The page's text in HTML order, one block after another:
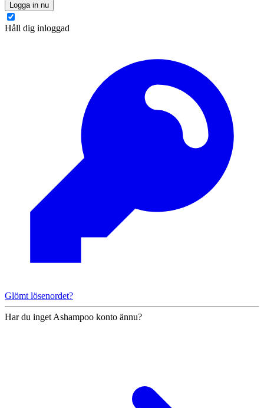
Logga in nu
Håll dig inloggad
Glömt lösenordet?
Har du inget Ashampoo konto ännu?